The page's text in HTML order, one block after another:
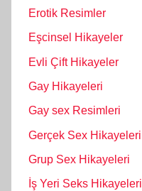
Erotik Resimler
Eşcinsel Hikayeler
Evli Çift Hikayeler
Gay Hikayeleri
Gay sex Resimleri
Gerçek Sex Hikayeleri
Grup Sex Hikayeleri
İş Yeri Seks Hikayeleri